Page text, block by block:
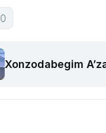
0
Xonzodabegim